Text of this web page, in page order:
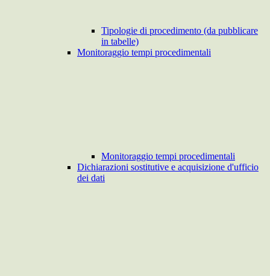
Tipologie di procedimento (da pubblicare
in tabelle)
Monitoraggio tempi procedimentali
Monitoraggio tempi procedimentali
Dichiarazioni sostitutive e acquisizione d'ufficio
dei dati